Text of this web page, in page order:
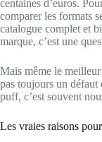
centaines d’euros.
comparer les formats
catalogue complet et
marque, c’est une
Mais même le
pas toujours un
puff, c’est souvent
Les vraies raisons